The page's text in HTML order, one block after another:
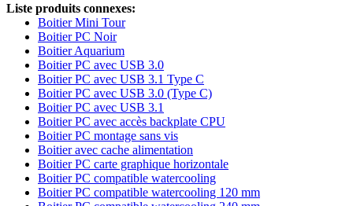
Liste produits connexes:
Boitier Mini Tour
Boitier PC Noir
Boitier Aquarium
Boitier PC avec USB 3.0
Boitier PC avec USB 3.1 Type C
Boitier PC avec USB 3.0 (Type C)
Boitier PC avec USB 3.1
Boitier PC avec accès backplate CPU
Boitier PC montage sans vis
Boitier avec cache alimentation
Boitier PC carte graphique horizontale
Boitier PC compatible watercooling
Boitier PC compatible watercooling 120 mm